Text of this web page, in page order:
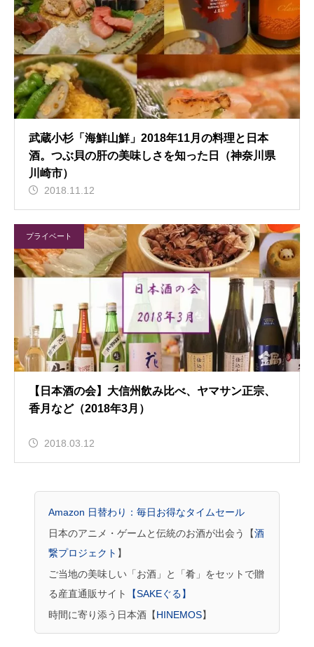
武蔵小杉「海鮮山鮮」2018年11月の料理と日本
酒。つぶ貝の肝の美味しさを知った日（神奈川県
川崎市）
2018.11.12
プライベート
【日本酒の会】大信州飲み比べ、ヤマサン正宗、
香月など（2018年3月）
2018.03.12
Amazon 日替わり：毎日お得なタイムセール
日本のアニメ・ゲームと伝統のお酒が出会う【酒
繋プロジェクト 】
ご当地の美味しい「お酒」と「肴」をセットで贈
る産直通販サイト
【SAKEぐる】
時間に寄り添う日本酒【HINEMOS】